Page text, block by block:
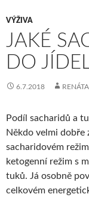
VÝŽIVA
JAKÉ
DO
6.7.2018
Podíl sacharidů a
Někdo velmi dobře
sacharidovém
ketogenní režim s
tuků. Já osobně
celkovém